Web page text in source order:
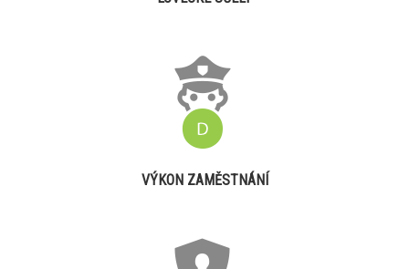
VÝKON ZAMĚSTNÁNÍ